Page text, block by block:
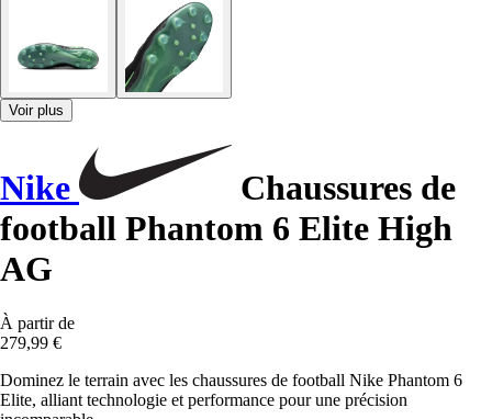
Voir plus
Nike
Chaussures de
football Phantom 6 Elite High
AG
À partir de
279,99 €
Dominez le terrain avec les chaussures de football Nike Phantom 6
Elite, alliant technologie et performance pour une précision